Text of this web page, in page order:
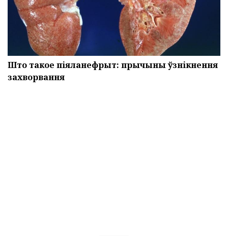
Што такое піяланефрыт: прычыны ўзнікнення
захворвання